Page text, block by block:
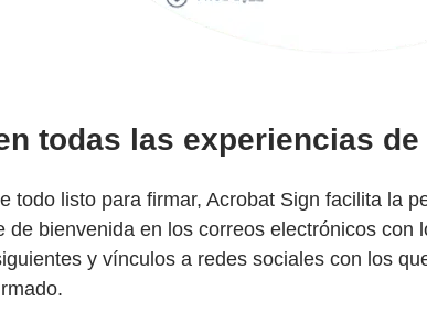
todas las experiencias
todo listo para firmar, Acrobat Sign facilita la
de bienvenida en los correos electrónicos
y vínculos a redes sociales con los